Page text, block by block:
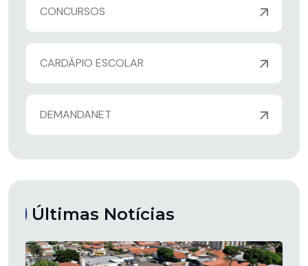
CONCURSOS
CARDÁPIO ESCOLAR
DEMANDANET
Últimas Notícias